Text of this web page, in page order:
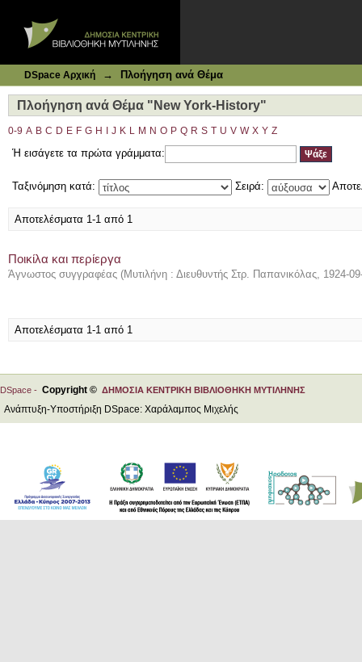
DSpace Αρχική → Πλοήγηση ανά Θέμα
Πλοήγηση ανά Θέμα "New York-History"
0-9 A B C D E F G H J K L M N O P Q R S T U V W X Y Z
Ή εισάγετε τα πρώτα γράμματα:
Ταξινόμηση κατά: Σειρά:
Αποτελέσματα 1-1 από 1
Ποικίλα και περίεργα
Άγνωστος συγγραφέας (Μυτιλήνη : Διευθυντής Στρ. Παπανικόλας, 1924-
Αποτελέσματα 1-1 από 1
DSpace - Copyright © ΔΗΜΟΣΙΑ ΚΕΝΤΡΙΚΗ ΒΙΒΛΙΟΘΗΚΗ ΜΥΤΙΛΗΝΗΣ
Ανάπτυξη-Υποστήριξη DSpace: Χαράλαμπος Μιχελής